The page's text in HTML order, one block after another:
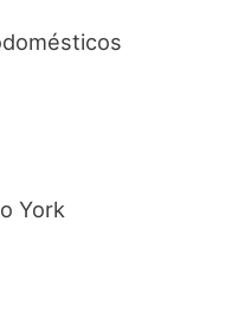
York